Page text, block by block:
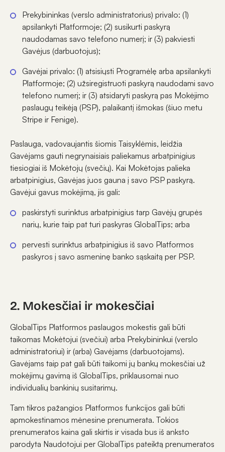
Prekybininkas (verslo administratorius) privalo: (1)
apsilankyti Platformoje; (2) susikurti paskyrą
naudodamas savo telefono numerį; ir (3) pakviesti
Gavėjus (darbuotojus);
Gavėjai privalo: (1) atsisiųsti Programėlę arba apsilankyti
Platformoje; (2) užsiregistruoti paskyrą naudodami savo
telefono numerį; ir (3) atsidaryti paskyrą pas Mokėjimo
paslaugų teikėją (PSP), palaikantį išmokas (šiuo metu
Stripe ir Fenige).
Paslauga, vadovaujantis šiomis Taisyklėmis, leidžia
Gavėjams gauti negrynaisiais paliekamus arbatpinigius
tiesiogiai iš Mokėtojų (svečių). Kai Mokėtojas palieka
arbatpinigius, Gavėjas juos gauna į savo PSP paskyrą.
Gavėjui gavus mokėjimą, jis gali:
paskirstyti surinktus arbatpinigius tarp Gavėjų grupės
narių, kurie taip pat turi paskyras GlobalTips; arba
pervesti surinktus arbatpinigius iš savo Platformos
paskyros į savo asmeninę banko sąskaitą per PSP.
2. Mokesčiai ir mokesčiai
GlobalTips Platformos paslaugos mokestis gali būti
taikomas Mokėtojui (svečiui) arba Prekybininkui (verslo
administratoriui) ir (arba) Gavėjams (darbuotojams).
Gavėjams taip pat gali būti taikomi jų bankų mokesčiai už
mokėjimų gavimą iš GlobalTips, priklausomai nuo
individualių bankinių susitarimų.
Tam tikros pažangios Platformos funkcijos gali būti
apmokestinamos mėnesine prenumerata. Tokios
prenumeratos kaina gali skirtis ir visada bus iš anksto
parodyta Naudotojui per GlobalTips pateiktą prenumeratos